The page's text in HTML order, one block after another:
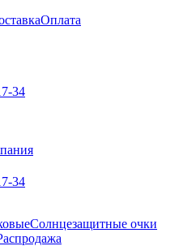
Оплата
34
34
Солнцезащитные очки